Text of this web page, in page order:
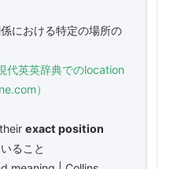
における特定の場所の
代英英辞典でのlocation
）
theirexact position
ること